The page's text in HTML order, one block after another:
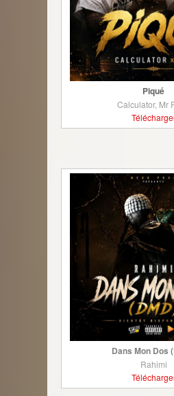
Piqué
Calculator, Mr
Dans Mon Dos
Rahimi